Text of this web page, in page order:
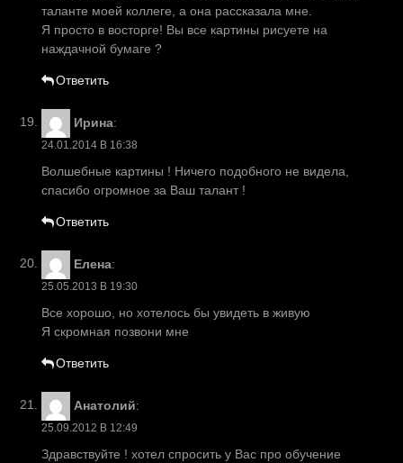
таланте моей коллеге, а она рассказала мне.
Я просто в восторге! Вы все картины рисуете на
наждачной бумаге ?
Ответить
Ирина:
24.01.2014 В 16:38
Волшебные картины ! Ничего подобного не видела,
спасибо огромное за Ваш талант !
Ответить
Елена:
25.05.2013 В 19:30
Все хорошо, но хотелось бы увидеть в живую
Я скромная позвони мне
Ответить
Анатолий:
25.09.2012 В 12:49
Здравствуйте ! хотел спросить у Вас про обучение